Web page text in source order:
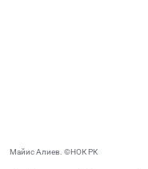
Майис Алиев. ©НОК РК